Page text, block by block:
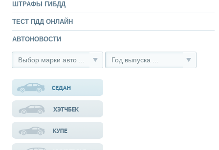
ШТРАФЫ ГИБДД
ТЕСТ ПДД ОНЛАЙН
АВТОНОВОСТИ
Выбор марки авто ... Год выпуска ...